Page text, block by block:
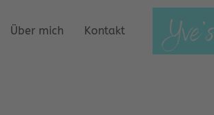
Über mich Kontakt